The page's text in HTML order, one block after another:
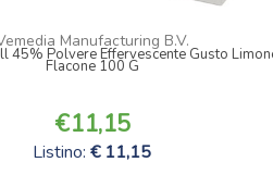
Manufacturing B.V.
45% Polvere Effervescente Gusto
Flacone 100 G
11,15
Listino:11,15